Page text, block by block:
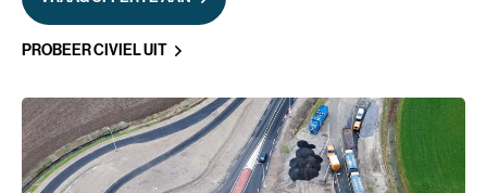
PROBEER CIVIEL UIT